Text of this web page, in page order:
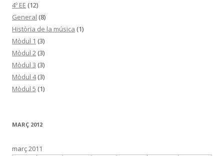
4º EE (12)
General (8)
Història de la música (1)
Mòdul 1 (3)
Mòdul 2 (3)
Mòdul 3 (3)
Mòdul 4(3)
Mòdul 5 (1)
MARÇ 2012
març 2011